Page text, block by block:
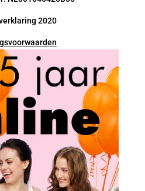
2020